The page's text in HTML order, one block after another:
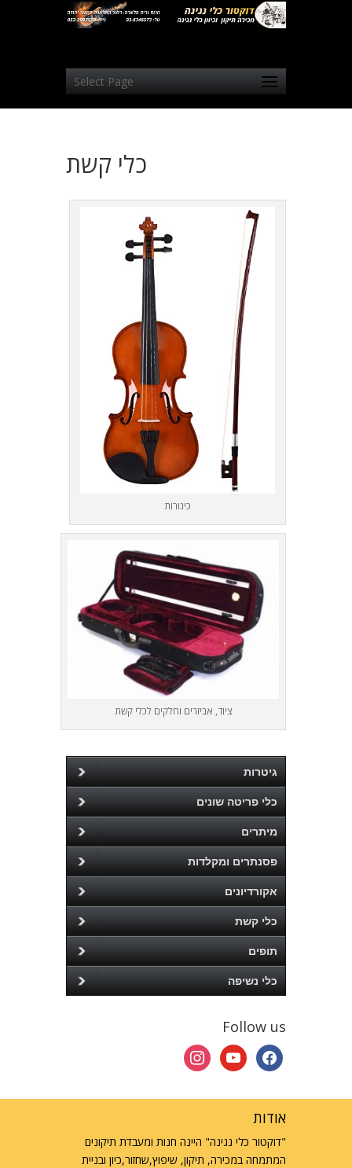
Select Page
כלי קשת
כינורות
ציוד, אביזרים וחלקים לכלי קשת
גיטרות
כלי פריטה שונים
מיתרים
פסנתרים ומקלדות
אקורדיונים
כלי קשת
תופים
כלי נשיפה
Follow us
facebook
youtube
instagram
אודות
"דוקטור כלי נגינה" היינה חנות ומעבדת תיקונים
המתמחה במכירה, תיקון, שיפוץ,שחזור,כיון ובניית